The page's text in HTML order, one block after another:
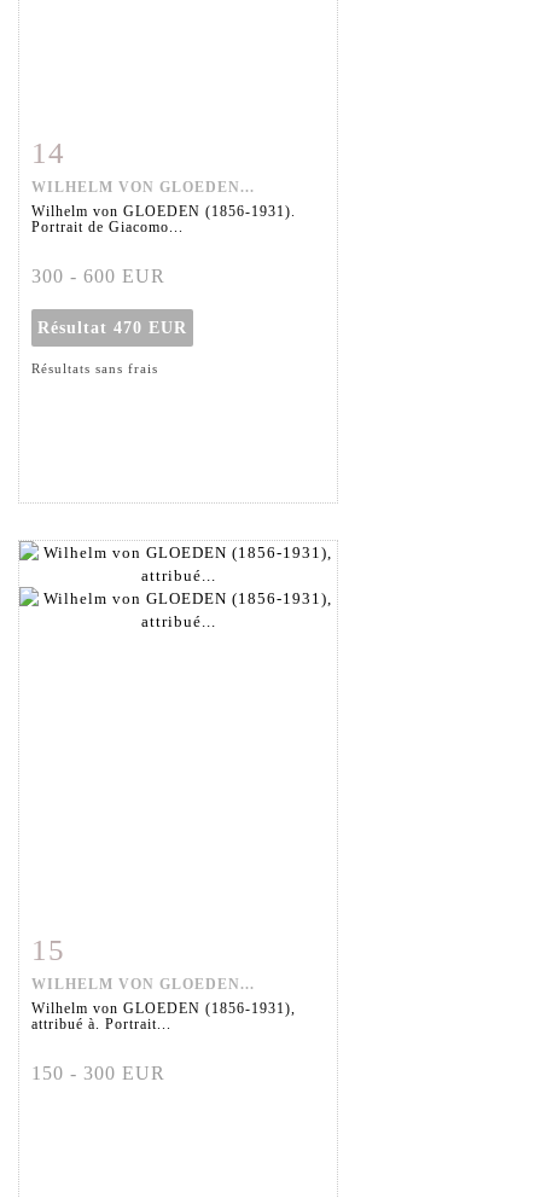
Fiche détaillée
14
WILHELM VON GLOEDEN...
Wilhelm von GLOEDEN (1856-1931).
Portrait de Giacomo...
300 - 600 EUR
Résultat 470 EUR
Résultats sans frais
Fiche détaillée
15
WILHELM VON GLOEDEN...
Wilhelm von GLOEDEN (1856-1931),
attribué à. Portrait...
150 - 300 EUR